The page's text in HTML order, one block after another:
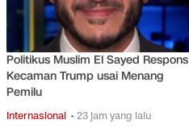
Politikus Muslim El Sayed Respons
Kecaman Trump usai Menang
Pemilu
Internasional • 23 jam yang lalu